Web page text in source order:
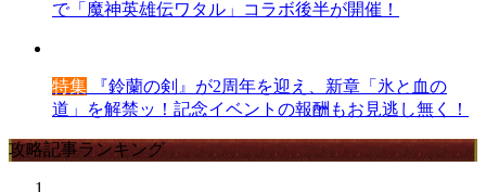
で「魔神英雄伝ワタル」コラボ後半が開催！
特集 『鈴蘭の剣』が2周年を迎え、新章「氷と血の
道」を解禁ッ！記念イベントの報酬もお見逃し無く！
攻略記事ランキング